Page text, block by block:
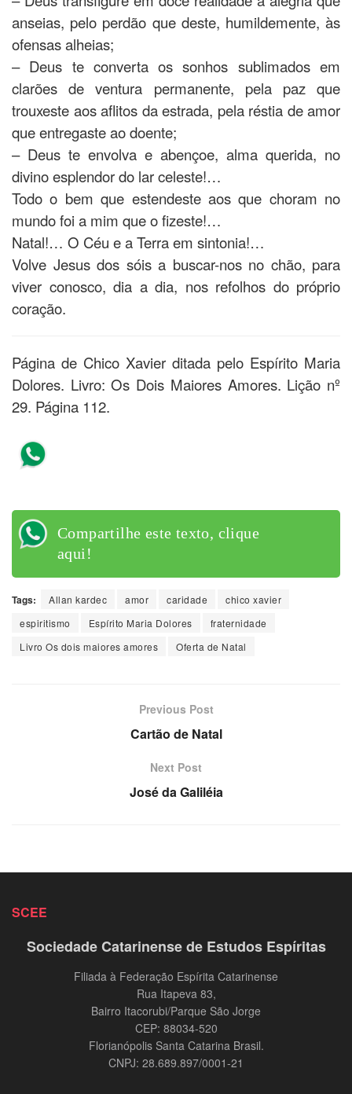
anseias, pelo perdão que deste, humildemente, às
ofensas alheias;
– Deus te converta os sonhos sublimados em
clarões de ventura permanente, pela paz que
trouxeste aos aflitos da estrada, pela réstia de amor
que entregaste ao doente;
– Deus te envolva e abençoe, alma querida, no
divino esplendor do lar celeste!…
Todo o bem que estendeste aos que choram no
mundo foi a mim que o fizeste!…
Natal!… O Céu e a Terra em sintonia!…
Volve Jesus dos sóis a buscar-nos no chão, para
viver conosco, dia a dia, nos refolhos do próprio
coração.
Página de Chico Xavier ditada pelo Espírito Maria
Dolores. Livro: Os Dois Maiores Amores. Lição nº
29. Página 112.
Compartilhe este texto, clique
aqui!
Tags: Allan kardec amor caridade
chico xavier
espiritismo
Espírito Maria Dolores
fraternidade
Livro Os dois maiores amores
Oferta de Natal
Previous Post
Cartão de Natal
Next Post
José da Galiléia
SCEE
Sociedade Catarinense de Estudos Espíritas
Filiada à Federação Espírita Catarinense
Rua Itapeva 83,
Bairro Itacorubi/Parque São Jorge
CEP: 88034-520
Florianópolis Santa Catarina Brasil.
CNPJ: 28.689.897/0001-21